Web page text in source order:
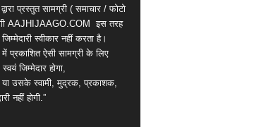
प्रस्तुत सामग्री ( समाचार / फोटो
AAJHIJAAGO.COM
इस तरह
स्वीकार नहीं करता है।
में प्रकाशित ऐसी सामग्री के लिए
जिम्मेदार होगा,
या उसके स्वामी, मुद्रक, प्रकाशक,
नहीं होगी.”